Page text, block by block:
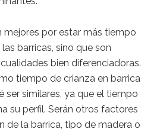
mejores por estar más tiempo
barricas, sino que son
bien diferenciadoras.
tiempo de crianza en barrica
ser similares, ya que el tiempo
su perfil. Serán otros factores
de la barrica, tipo de madera o